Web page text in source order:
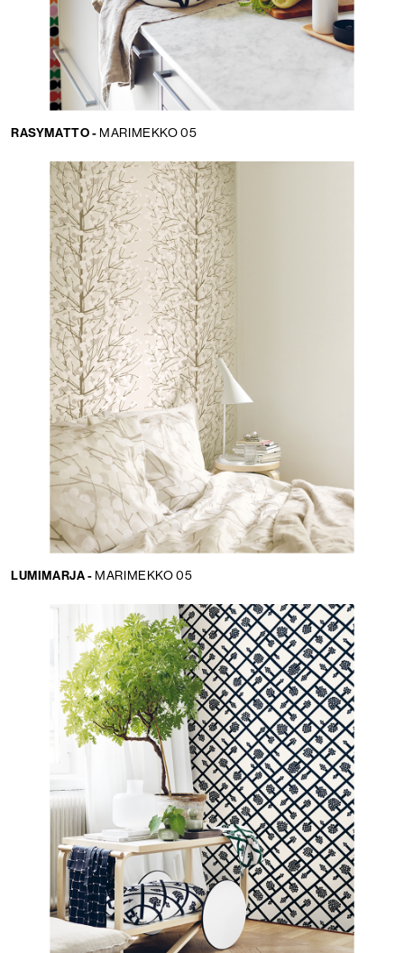
RASYMATTO - MARIMEKKO 05
LUMIMARJA - MARIMEKKO 05